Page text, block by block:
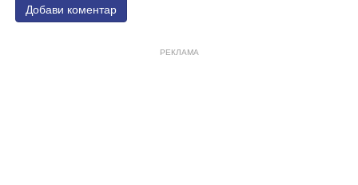
Добави коментар
РЕКЛАМА